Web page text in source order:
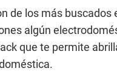
de los más buscados
algún
que te permite